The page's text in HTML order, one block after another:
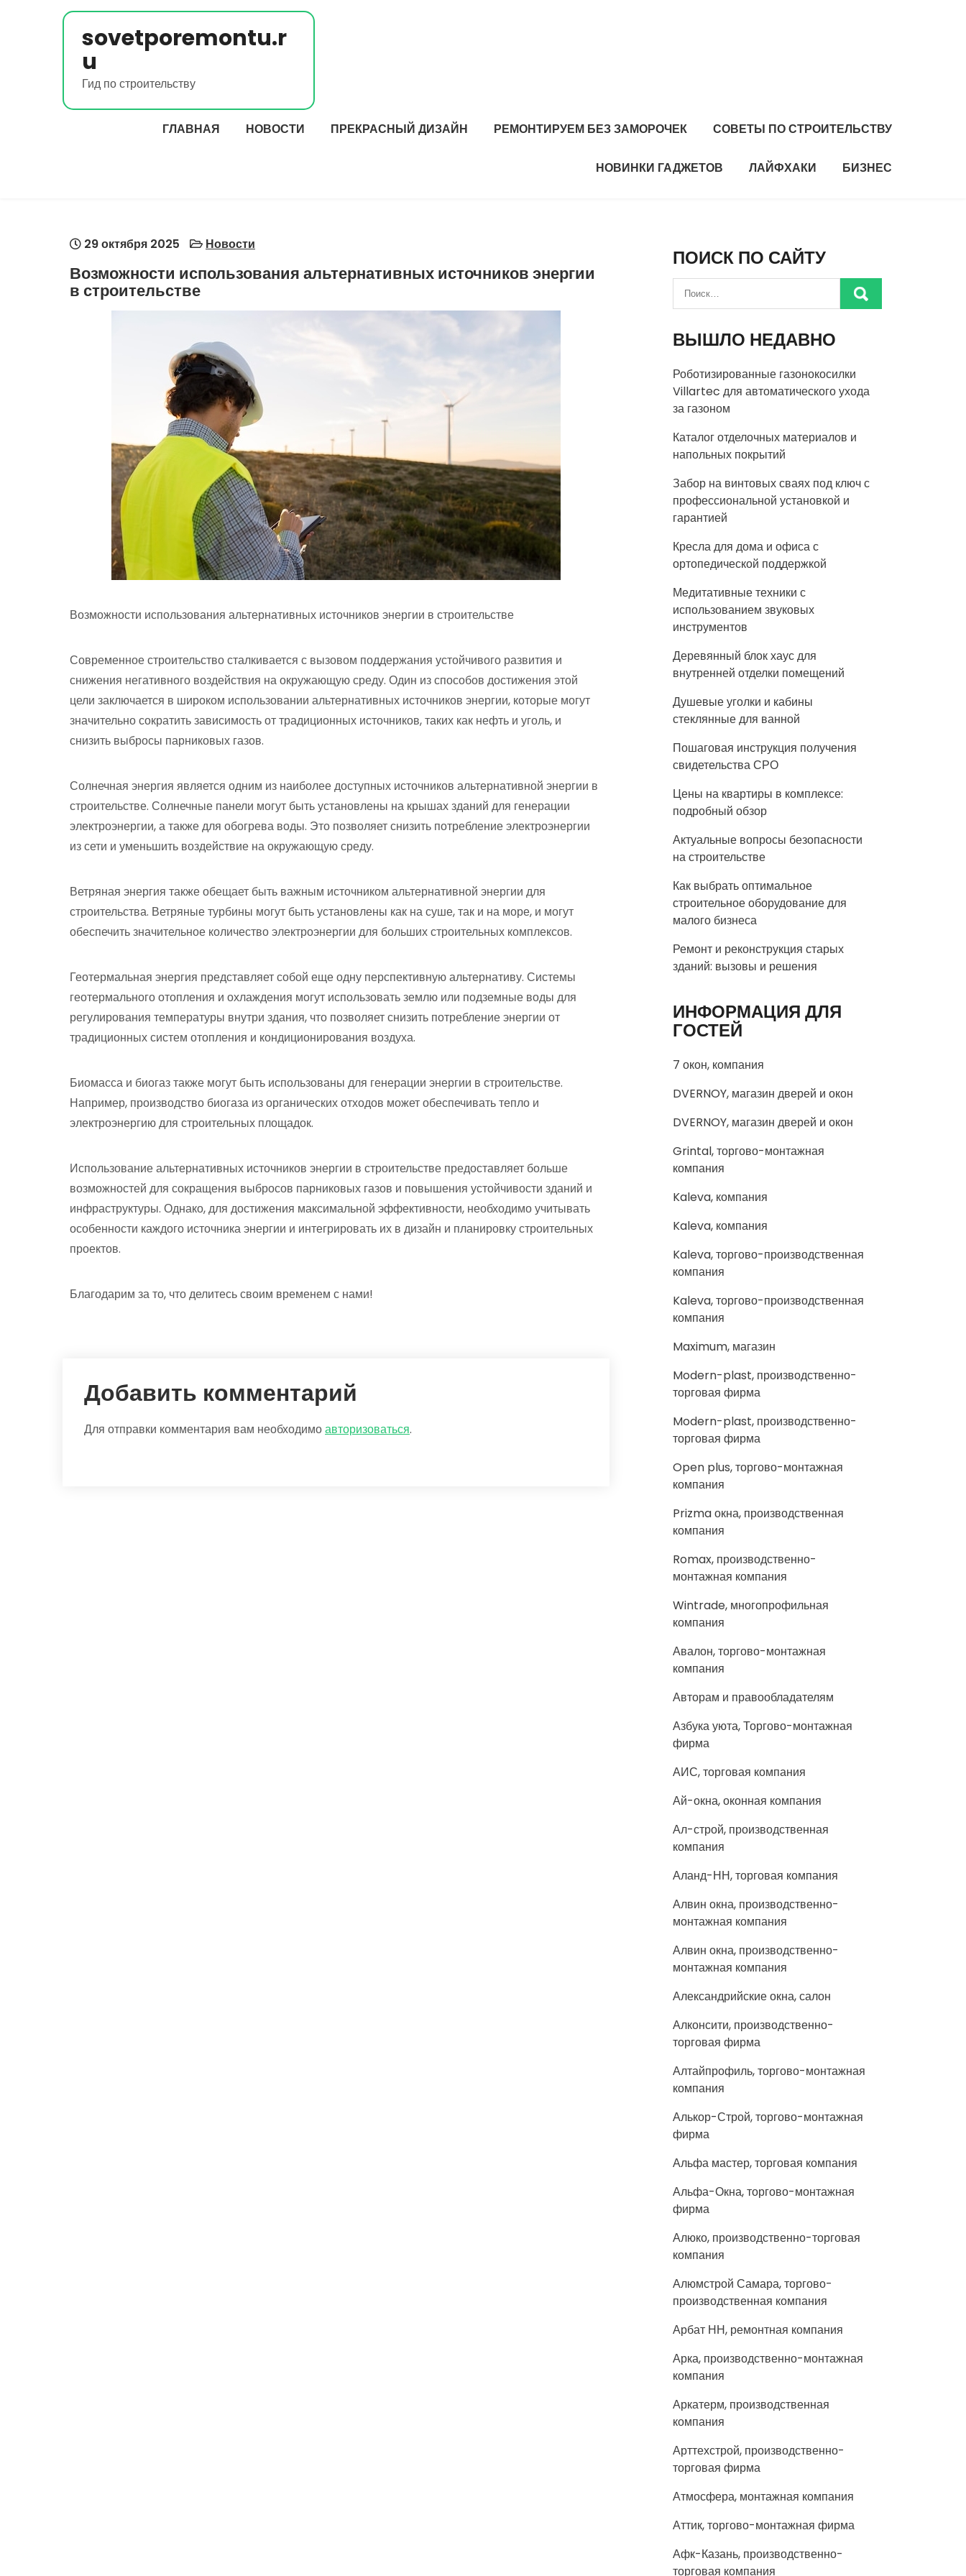
sovetporemontu.r
u
Гид по строительству
ГЛАВНАЯ НОВОСТИ ПРЕКРАСНЫЙ ДИЗАЙН РЕМОНТИРУЕМ БЕЗ ЗАМОРОЧЕК СОВЕТЫ ПО СТРОИТЕЛЬСТВУ
НОВИНКИ ГАДЖЕТОВ ЛАЙФХАКИ БИЗНЕС
29 октября 2025 Новости
Возможности использования альтернативных источников энергии
в строительстве
Возможности использования альтернативных источников энергии в строительстве
Современное строительство сталкивается с вызовом поддержания устойчивого развития и
снижения негативного воздействия на окружающую среду. Один из способов достижения этой
цели заключается в широком использовании альтернативных источников энергии, которые могут
значительно сократить зависимость от традиционных источников, таких как нефть и уголь, и
снизить выбросы парниковых газов.
Солнечная энергия является одним из наиболее доступных источников альтернативной энергии в
строительстве. Солнечные панели могут быть установлены на крышах зданий для генерации
электроэнергии, а также для обогрева воды. Это позволяет снизить потребление электроэнергии
из сети и уменьшить воздействие на окружающую среду.
Ветряная энергия также обещает быть важным источником альтернативной энергии для
строительства. Ветряные турбины могут быть установлены как на суше, так и на море, и могут
обеспечить значительное количество электроэнергии для больших строительных комплексов.
Геотермальная энергия представляет собой еще одну перспективную альтернативу. Системы
геотермального отопления и охлаждения могут использовать землю или подземные воды для
регулирования температуры внутри здания, что позволяет снизить потребление энергии от
традиционных систем отопления и кондиционирования воздуха.
Биомасса и биогаз также могут быть использованы для генерации энергии в строительстве.
Например, производство биогаза из органических отходов может обеспечивать тепло и
электроэнергию для строительных площадок.
Использование альтернативных источников энергии в строительстве предоставляет больше
возможностей для сокращения выбросов парниковых газов и повышения устойчивости зданий и
инфраструктуры. Однако, для достижения максимальной эффективности, необходимо учитывать
особенности каждого источника энергии и интегрировать их в дизайн и планировку строительных
проектов.
Благодарим за то, что делитесь своим временем с нами!
Добавить комментарий
Для отправки комментария вам необходимоавторизоваться.
ПОИСК ПО САЙТУ
ВЫШЛО НЕДАВНО
Роботизированные газонокосилки
Villartec для автоматического ухода
за газоном
Каталог отделочных материалов и
напольных покрытий
Забор на винтовых сваях под ключ с
профессиональной установкой и
гарантией
Кресла для дома и офиса с
ортопедической поддержкой
Медитативные техники с
использованием звуковых
инструментов
Деревянный блок хаус для
внутренней отделки помещений
Душевые уголки и кабины
стеклянные для ванной
Пошаговая инструкция получения
свидетельства СРО
Цены на квартиры в комплексе:
подробный обзор
Актуальные вопросы безопасности
на строительстве
Как выбрать оптимальное
строительное оборудование для
малого бизнеса
Ремонт и реконструкция старых
зданий: вызовы и решения
ИНФОРМАЦИЯ ДЛЯ
ГОСТЕЙ
7 окон, компания
DVERNOY, магазин дверей и окон
DVERNOY, магазин дверей и окон
Grintal, торгово-монтажная
компания
Kaleva, компания
Kaleva, компания
Kaleva, торгово-производственная
компания
Kaleva, торгово-производственная
компания
Maximum, магазин
Modern-plast, производственно-
торговая фирма
Modern-plast, производственно-
торговая фирма
Open plus, торгово-монтажная
компания
Prizma окна, производственная
компания
Romax, производственно-
монтажная компания
Wintrade, многопрофильная
компания
Авалон, торгово-монтажная
компания
Авторам и правообладателям
Азбука уюта, Торгово-монтажная
фирма
АИС, торговая компания
Ай-окна, оконная компания
Ал-строй, производственная
компания
Аланд-НН, торговая компания
Алвин окна, производственно-
монтажная компания
Алвин окна, производственно-
монтажная компания
Александрийские окна, салон
Алконсити, производственно-
торговая фирма
Алтайпрофиль, торгово-монтажная
компания
Алькор-Строй, торгово-монтажная
фирма
Альфа мастер, торговая компания
Альфа-Окна, торгово-монтажная
фирма
Алюко, производственно-торговая
компания
Алюмстрой Самара, торгово-
производственная компания
Арбат НН, ремонтная компания
Арка, производственно-монтажная
компания
Аркатерм, производственная
компания
Арттехстрой, производственно-
торговая фирма
Атмосфера, монтажная компания
Аттик, торгово-монтажная фирма
Афк-Казань, производственно-
торговая компания